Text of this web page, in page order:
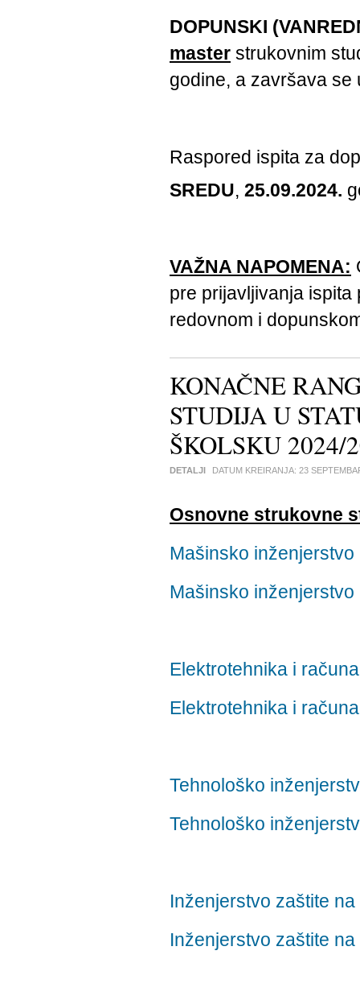
DOPUNSKI
master strukovnim
godine, a završava se
Raspored ispita za
SREDU, 25.09.2024.
VAŽNA NAPOMENA:
pre prijavljivanja
redovnom i
KONAČNE
STUDIJA U
ŠKOLSKU 2024/
DETALJI DATUM KREIRANJA: 23
Osnovne strukovne
Mašinsko
Mašinsko
Elektrotehnika i
Elektrotehnika i
Tehnološko
Tehnološko
Inženjerstvo zaštite
Inženjerstvo zaštite